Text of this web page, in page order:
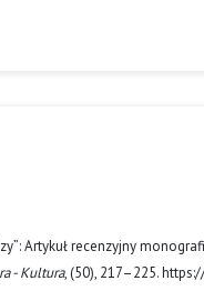
Artykuł recenzyjny
- Kultura, (50), 217–225.